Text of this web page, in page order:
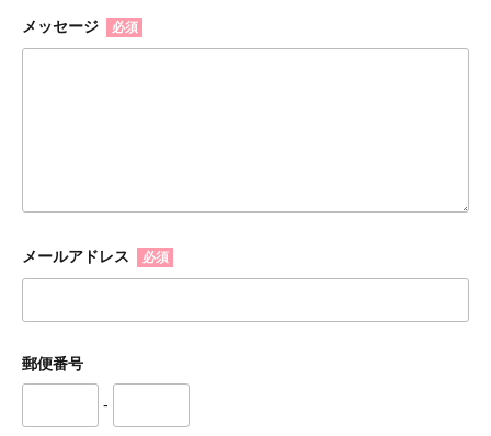
メッセージ 必須
メールアドレス 必須
郵便番号
-